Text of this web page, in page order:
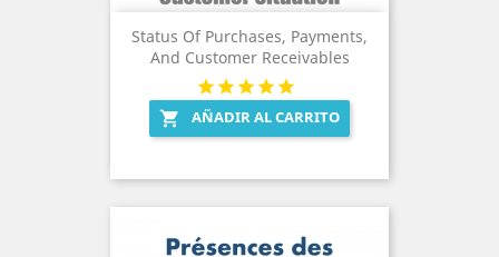
Status Of Purchases, Payments,
And Customer Receivables
 AÑADIR AL CARRITO